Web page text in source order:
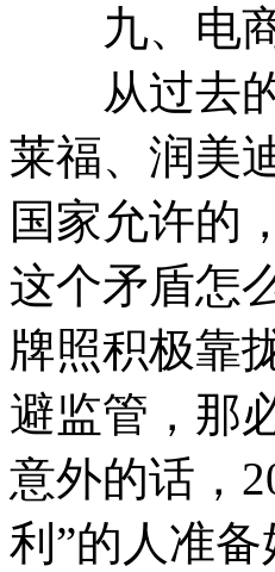
九、电
从过去的
莱福、润美
国家允许的
这个矛盾怎
牌照积极靠
避监管，那
意外的话，
利”的人准